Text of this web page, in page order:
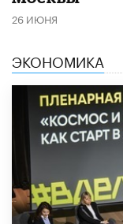
26 ИЮНЯ
ЭКОНОМИКА